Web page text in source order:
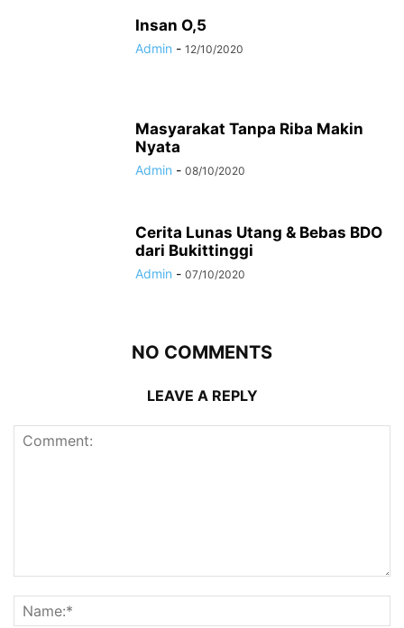
Insan O,5
Admin - 12/10/2020
Masyarakat Tanpa Riba Makin
Nyata
Admin - 08/10/2020
Cerita Lunas Utang & Bebas BDO
dari Bukittinggi
Admin - 07/10/2020
NO COMMENTS
LEAVE A REPLY